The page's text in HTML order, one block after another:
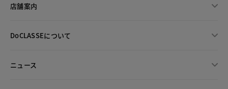
店舗案内
DoCLASSEについて
ニュース